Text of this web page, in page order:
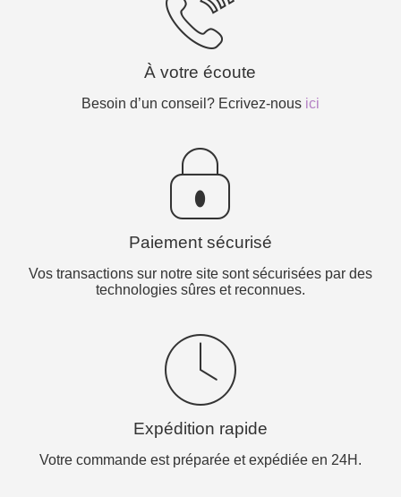
À votre écoute
Besoin d’un conseil? Ecrivez-nous ici
Paiement sécurisé
Vos transactions sur notre site sont sécurisées par des
technologies sûres et reconnues.
Expédition rapide
Votre commande est préparée et expédiée en 24H.